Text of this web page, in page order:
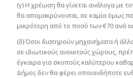
(γ) Η χρέωση θα γίνεται ανάλογα με
θα απομακρύνονται, σε καμία όμως
μικρότερη από το ποσό των €70 ανά
(δ) Όσοι διατηρούν μηχανήματα ή
σε ιδιωτικούς ανοικτούς χώρους,
έγκαιρα για σκοπούς καλύτερου
Δήμος δεν θα φέρει οποιανδήποτε